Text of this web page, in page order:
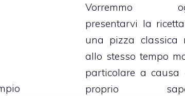
Vorremmo
presentarvi la
una pizza classica
allo stesso tempo
particolare a causa
proprio